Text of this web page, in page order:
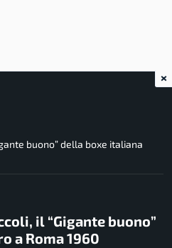
buono” della boxe italiana
il “Gigante buono”
a Roma 1960
×